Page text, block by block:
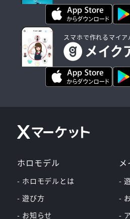
スマホで作れるマイア
ホロモデル
- ホロモデルとは
- 遊び方
- お知らせ
-
-
-